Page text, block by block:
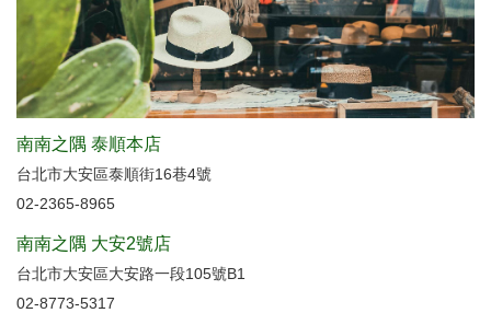
南南之隅 泰順本店
台北市大安區泰順街16巷4號
02-2365-8965
南南之隅 大安2號店
台北市大安區大安路一段105號B1
02-8773-5317